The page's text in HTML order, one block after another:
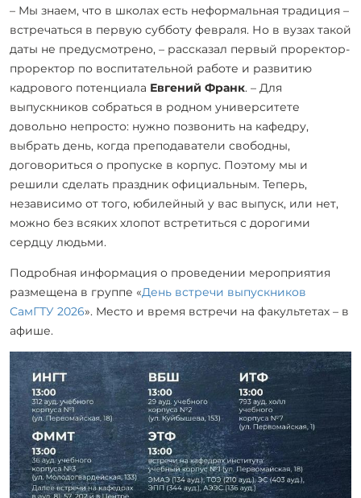
– Мы знаем, что в школах есть неформальная традиция –
встречаться в первую субботу февраля. Но в вузах такой
даты не предусмотрено, – рассказал первый проректор-
проректор по воспитательной работе и развитию
кадрового потенциала Евгений Франк. – Для
выпускников собраться в родном университете
довольно непросто: нужно позвонить на кафедру,
выбрать день, когда преподаватели свободны,
договориться о пропуске в корпус. Поэтому мы и
решили сделать праздник официальным. Теперь,
независимо от того, юбилейный у вас выпуск, или нет,
можно без всяких хлопот встретиться с дорогими
сердцу людьми.
Подробная информация о проведении мероприятия
размещена в группе «День встречи выпускников
СамГТУ 2026». Место и время встречи на факультетах – в
афише.